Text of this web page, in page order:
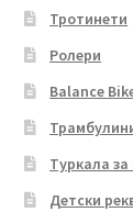
Тротинети
Ролери
Balance
Туркала
Детски